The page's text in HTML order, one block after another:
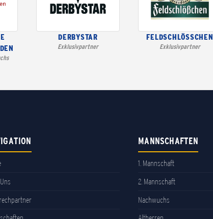
DERBYSTAR
Exklusivpartner
FELDSCHLÖSSCHEN
Exklusivpartner
MANNSCHAFTEN
1. Mannschaft
2. Mannschaft
Nachwuchs